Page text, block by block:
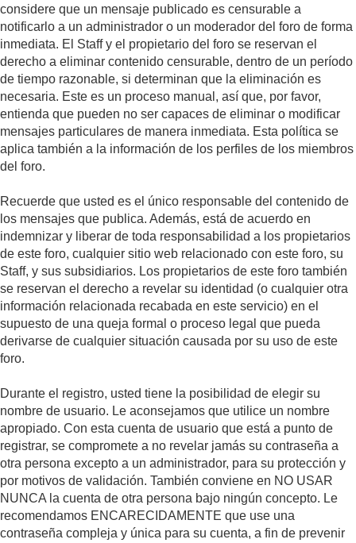
considere que un mensaje publicado es censurable a
notificarlo a un administrador o un moderador del foro de forma
inmediata. El Staff y el propietario del foro se reservan el
derecho a eliminar contenido censurable, dentro de un período
de tiempo razonable, si determinan que la eliminación es
necesaria. Este es un proceso manual, así que, por favor,
entienda que pueden no ser capaces de eliminar o modificar
mensajes particulares de manera inmediata. Esta política se
aplica también a la información de los perfiles de los miembros
del foro.
Recuerde que usted es el único responsable del contenido de
los mensajes que publica. Además, está de acuerdo en
indemnizar y liberar de toda responsabilidad a los propietarios
de este foro, cualquier sitio web relacionado con este foro, su
Staff, y sus subsidiarios. Los propietarios de este foro también
se reservan el derecho a revelar su identidad (o cualquier otra
información relacionada recabada en este servicio) en el
supuesto de una queja formal o proceso legal que pueda
derivarse de cualquier situación causada por su uso de este
foro.
Durante el registro, usted tiene la posibilidad de elegir su
nombre de usuario. Le aconsejamos que utilice un nombre
apropiado. Con esta cuenta de usuario que está a punto de
registrar, se compromete a no revelar jamás su contraseña a
otra persona excepto a un administrador, para su protección y
por motivos de validación. También conviene en NO USAR
NUNCA la cuenta de otra persona bajo ningún concepto. Le
recomendamos ENCARECIDAMENTE que use una
contraseña compleja y única para su cuenta, a fin de prevenir